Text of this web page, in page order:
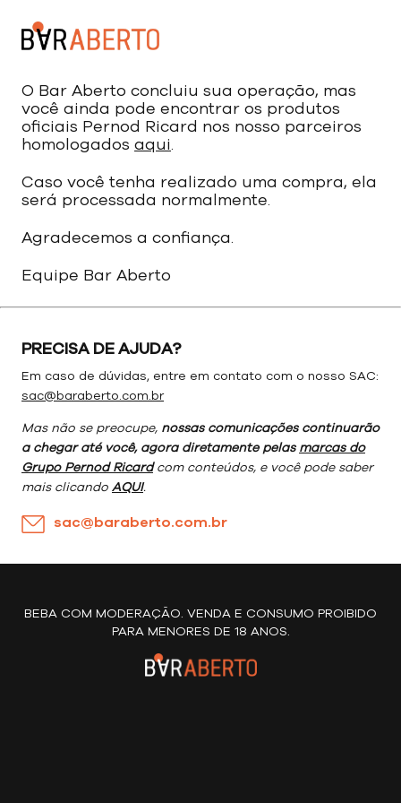
O Bar Aberto concluiu sua operação, mas
você ainda pode encontrar os produtos
oficiais Pernod Ricard nos nosso parceiros
homologados aqui.
Caso você tenha realizado uma compra, ela
será processada normalmente.
Agradecemos a confiança.
Equipe Bar Aberto
PRECISA DE AJUDA?
Em caso de dúvidas, entre em contato com o nosso SAC:
sac@baraberto.com.br
Mas não se preocupe, nossas comunicações continuarão
a chegar até você, agora diretamente pelas marcas do
Grupo Pernod Ricardcom conteúdos, e você pode saber
mais clicando AQUI.
sac@baraberto.com.br
BEBA COM MODERAÇÃO. VENDA E CONSUMO PROIBIDO
PARA MENORES DE 18 ANOS.